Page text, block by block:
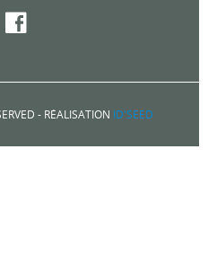
- RÉALISATION ID'SEED